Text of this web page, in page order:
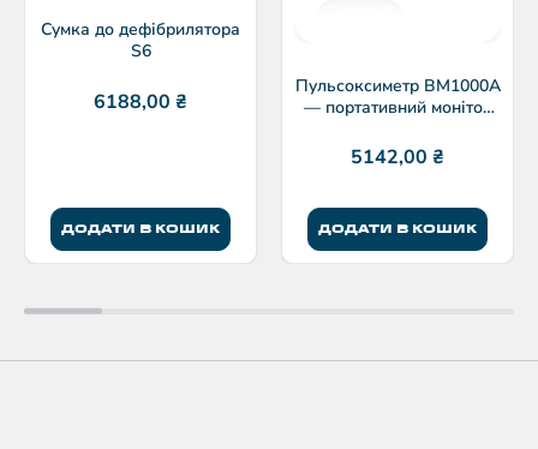
Сумка до дефібрилятора
S6
6188,00 ₴
ДОДАТИ В КОШИК
Пульсоксиметр BM1000A
— портативний монітор
5142,00 ₴
ДОДАТИ В КОШИК